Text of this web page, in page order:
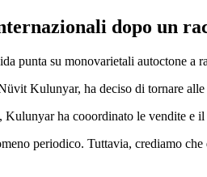
dopo un
punta su monovarietali autoctone a
Kulunyar, ha deciso di tornare
ha co­o­ordinato le vendite
periodico. Tuttavia, crediamo